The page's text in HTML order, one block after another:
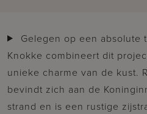
Knokke combineert dit
unieke charme van de kust.
bevindt zich aan de
strand en is een rustige